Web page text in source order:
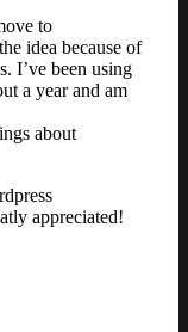
to
idea because of
I’ve been using
a year and am
about
appreciated!